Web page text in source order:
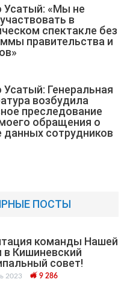
Усатый: «Мы не
в
спектакле без
правительства и
Усатый: Генеральная
возбудила
преследование
обращения о
сотрудников
ПОСТЫ
команды Нашей
в Кишиневский
cовет!
2023 9 286